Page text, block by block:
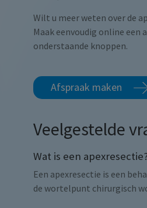
Wilt u meer weten over de
Maak eenvoudig online een
onderstaande knoppen.
Afspraak maken
Veelgestelde
Wat is een
Een apexresectie is een
de wortelpunt chirurgisch